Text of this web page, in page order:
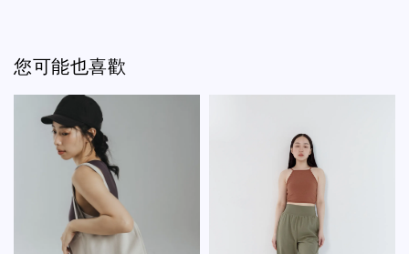
您可能也喜歡